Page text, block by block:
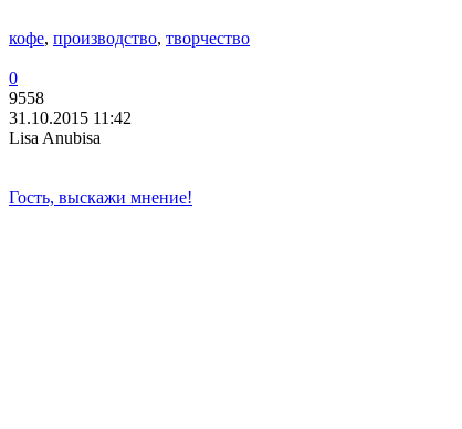
кофе, производство, творчество
0
9558
31.10.2015 11:42
Lisa Anubisa
Гость, выскажи мнение!